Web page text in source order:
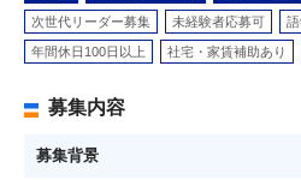
次世代リーダー募集 未経験者応募可
年間休日100日以上 社宅・家賃補助あり
募集内容
募集背景